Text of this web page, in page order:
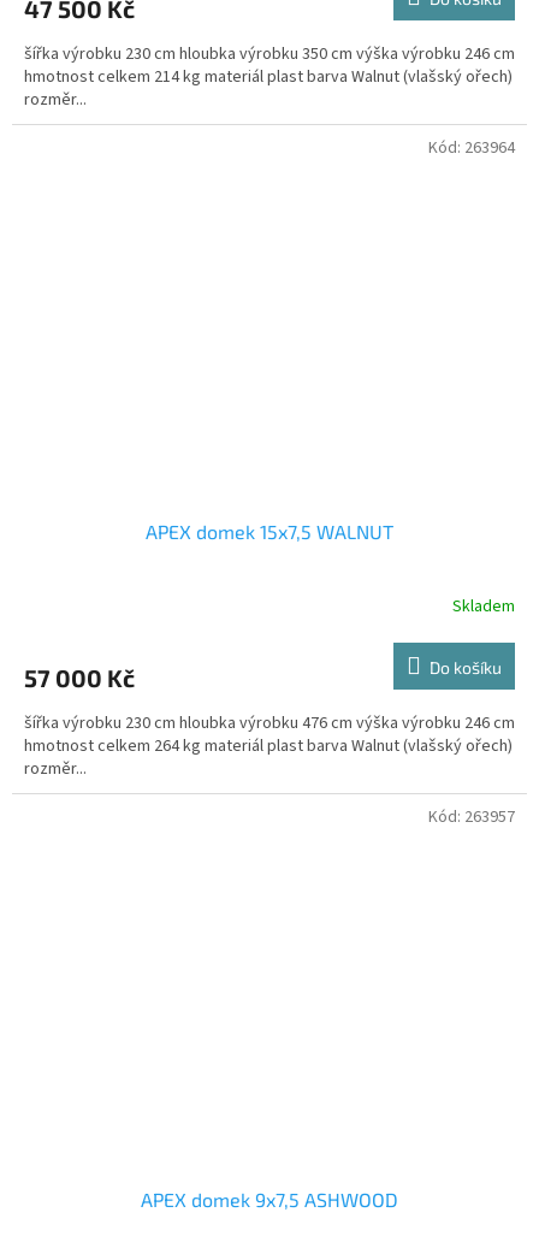
47 500 Kč
šířka výrobku 230 cm hloubka výrobku 350 cm výška výrobku 246 cm
hmotnost celkem 214 kg materiál plast barva Walnut (vlašský ořech)
rozměr...
APEX domek 15x7,5 WALNUT
Skladem
57 000 Kč Do košíku
šířka výrobku 230 cm hloubka výrobku 476 cm výška výrobku 246 cm
hmotnost celkem 264 kg materiál plast barva Walnut (vlašský ořech)
rozměr...
Kód: 263964
APEX domek 9x7,5 ASHWOOD
Kód: 263957